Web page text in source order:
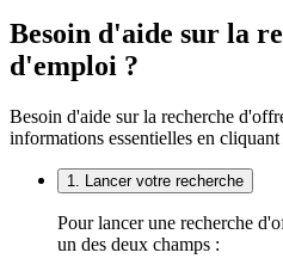
Besoin d'aide sur la
d'emploi ?
Besoin d'aide sur la recherche
informations essentielles en
1. Lancer votre recherche
Pour lancer une recherche
un des deux champs :